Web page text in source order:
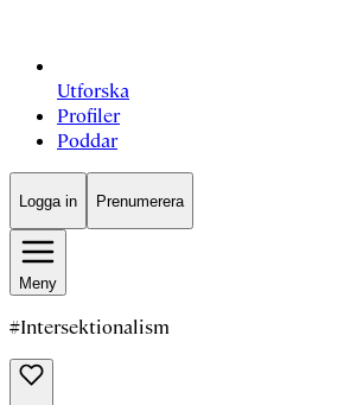
Utforska
Profiler
Poddar
Logga in Prenumerera
Meny
#Intersektionalism